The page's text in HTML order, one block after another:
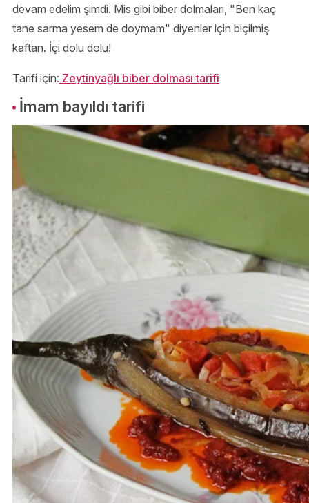
devam edelim şimdi. Mis gibi biber dolmaları, "Ben kaç
tane sarma yesem de doymam" diyenler için biçilmiş
kaftan. İçi dolu dolu!
Tarifi için: Zeytinyağlı biber dolması tarifi
İmam bayıldı tarifi